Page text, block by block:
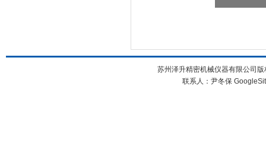
苏州泽升精密机械仪器有限公司
联系人：尹冬保